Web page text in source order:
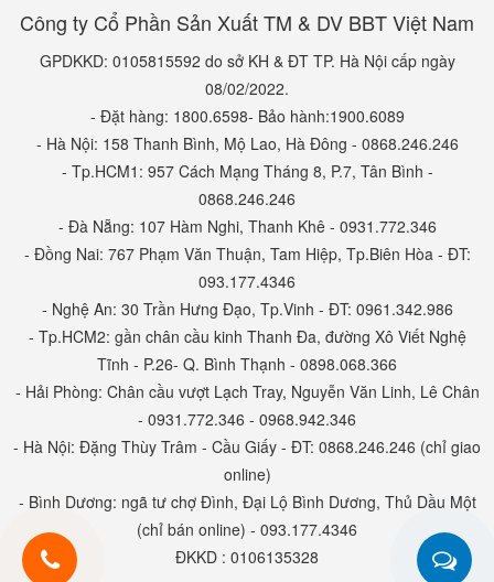
Công ty Cổ Phần Sản Xuất TM & DV BBT Việt Nam
GPDKKD: 0105815592 do sở KH & ĐT TP. Hà Nội cấp ngày
08/02/2022.
- Đặt hàng: 1800.6598- Bảo hành:1900.6089
- Hà Nội: 158 Thanh Bình, Mộ Lao, Hà Đông - 0868.246.246
- Tp.HCM1: 957 Cách Mạng Tháng 8, P.7, Tân Bình -
0868.246.246
- Đà Nẵng: 107 Hàm Nghi, Thanh Khê - 0931.772.346
- Đồng Nai: 767 Phạm Văn Thuận, Tam Hiệp, Tp.Biên Hòa - ĐT:
093.177.4346
- Nghệ An: 30 Trần Hưng Đạo, Tp.Vinh - ĐT: 0961.342.986
- Tp.HCM2: gần chân cầu kinh Thanh Đa, đường Xô Viết Nghệ
Tĩnh - P.26- Q. Bình Thạnh - 0898.068.366
- Hải Phòng: Chân cầu vượt Lạch Tray, Nguyễn Văn Linh, Lê Chân
- 0931.772.346 - 0968.942.346
- Hà Nội: Đặng Thùy Trâm - Cầu Giấy - ĐT: 0868.246.246 (chỉ giao
online)
- Bình Dương: ngã tư chợ Đình, Đại Lộ Bình Dương, Thủ Dầu Một
(chỉ bán online) - 093.177.4346
ĐKKD : 0106135328